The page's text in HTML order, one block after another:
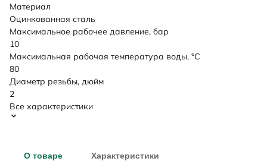
Материал
Оцинкованная сталь
Максимальное рабочее давление, бар
10
Максимальная рабочая температура воды, °C
80
Диаметр резьбы, дюйм
2
Все характеристики
О товаре Характеристики